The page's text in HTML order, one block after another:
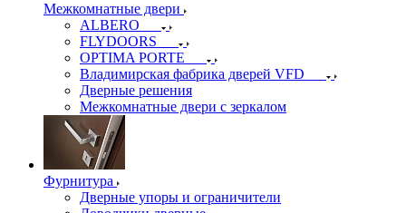
Межкомнатные двери
ALBERO
FLYDOORS
OPTIMA PORTE
Владимирская фабрика дверей VFD
Дверные решения
Межкомнатные двери c зеркалом
Фурнитура
Дверные упоры и ограничители